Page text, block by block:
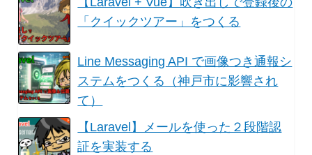
「クイックツアー」をつくる
Line Messaging API で画像つき通報シ
ステムをつくる（神戸市に影響され
て）
【Laravel】メールを使った２段階認
証を実装する